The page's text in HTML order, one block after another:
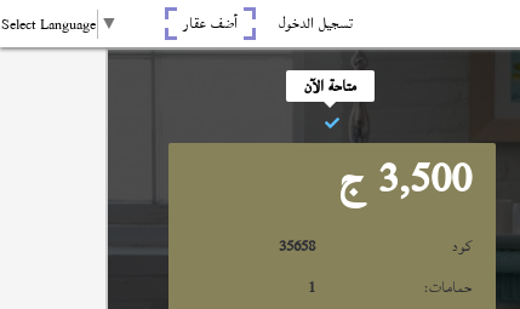
تسجيل الدخول أضف عقار Select Language ▼
متاحة الآن
3,500 ج
كود
35658
حمامات:
1